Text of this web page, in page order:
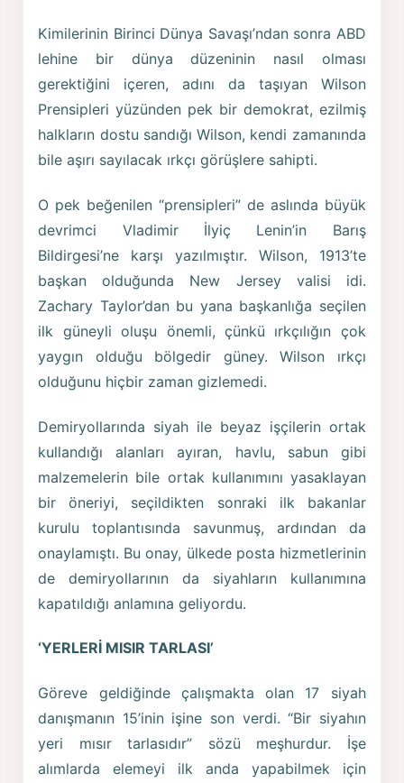
Kimilerinin Birinci Dünya Savaşı’ndan sonra ABD
lehine bir dünya düzeninin nasıl olması
gerektiğini içeren, adını da taşıyan Wilson
Prensipleri yüzünden pek bir demokrat, ezilmiş
halkların dostu sandığı Wilson, kendi zamanında
bile aşırı sayılacak ırkçı görüşlere sahipti.
O pek beğenilen “prensipleri” de aslında büyük
devrimci Vladimir İlyiç Lenin’in Barış
Bildirgesi’ne karşı yazılmıştır. Wilson, 1913’te
başkan olduğunda New Jersey valisi idi.
Zachary Taylor’dan bu yana başkanlığa seçilen
ilk güneyli oluşu önemli, çünkü ırkçılığın çok
yaygın olduğu bölgedir güney. Wilson ırkçı
olduğunu hiçbir zaman gizlemedi.
Demiryollarında siyah ile beyaz işçilerin ortak
kullandığı alanları ayıran, havlu, sabun gibi
malzemelerin bile ortak kullanımını yasaklayan
bir öneriyi, seçildikten sonraki ilk bakanlar
kurulu toplantısında savunmuş, ardından da
onaylamıştı. Bu onay, ülkede posta hizmetlerinin
de demiryollarının da siyahların kullanımına
kapatıldığı anlamına geliyordu.
‘YERLERİ MISIR TARLASI’
Göreve geldiğinde çalışmakta olan 17 siyah
danışmanın 15’inin işine son verdi. “Bir siyahın
yeri mısır tarlasıdır” sözü meşhurdur. İşe
alımlarda elemeyi ilk anda yapabilmek için